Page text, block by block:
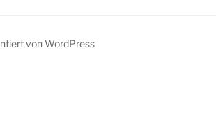
von WordPress